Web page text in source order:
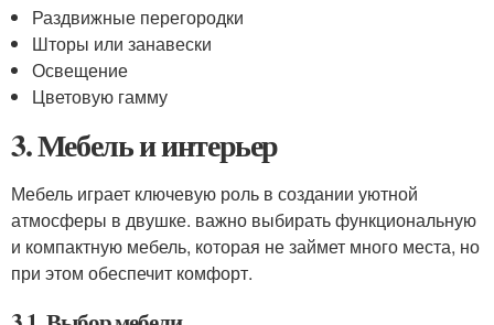
Раздвижные перегородки
Шторы или занавески
Освещение
Цветовую гамму
3. Мебель и интерьер
Мебель играет ключевую роль в создании уютной
атмосферы в двушке. важно выбирать функциональную
и компактную мебель, которая не займет много места, но
при этом обеспечит комфорт.